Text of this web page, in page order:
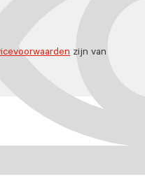
zijn van